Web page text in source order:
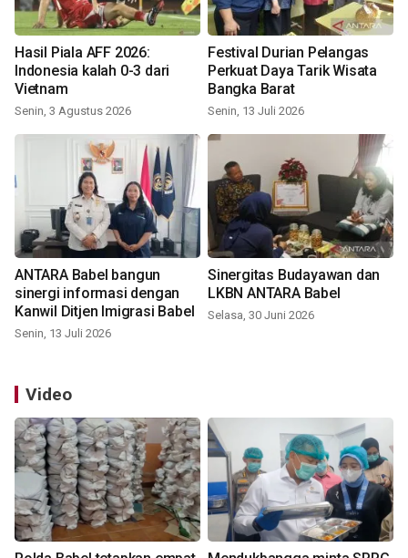
Hasil Piala AFF 2026:
Indonesia kalah 0-3 dari
Vietnam
Senin, 3 Agustus 2026
Festival Durian Pelangas
Perkuat Daya Tarik Wisata
Bangka Barat
Senin, 13 Juli 2026
ANTARA Babel bangun
sinergi informasi dengan
Kanwil Ditjen Imigrasi Babel
Senin, 13 Juli 2026
Sinergitas Budayawan dan
LKBN ANTARA Babel
Selasa, 30 Juni 2026
Video